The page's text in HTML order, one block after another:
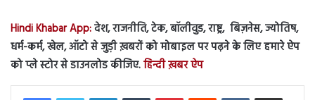
Hindi Khabar App:देश, राजनीति, टेक, बॉलीवुड, राष्ट्र, बिज़नेस, ज्योतिष,
धर्म-कर्म, खेल, ऑटो से जुड़ी ख़बरों को मोबाइल पर पढ़ने के लिए हमारे ऐप
को प्ले स्टोर से डाउनलोड कीजिए.हिन्दी ख़बर ऐप
LinkedInTumblr PinterestReddit VKontakteShare via Email